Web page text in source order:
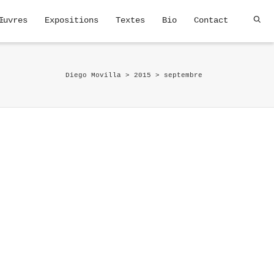
Expositions Textes Bio Contact
Diego Movilla > 2015 > septembre